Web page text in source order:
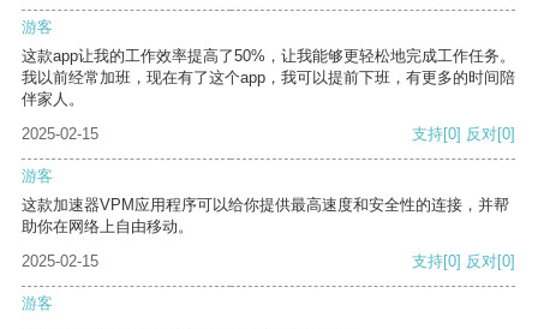
游客
这款app让我的工作效率提高了50%，让我能够更轻松地完成工作任务。
我以前经常加班，现在有了这个app，我可以提前下班，有更多的时间陪
伴家人。
2025-02-15
支持[0] 反对[0]
游客
这款加速器VPM应用程序可以给你提供最高速度和安全性的连接，并帮
助你在网络上自由移动。
2025-02-15
支持[0] 反对[0]
游客